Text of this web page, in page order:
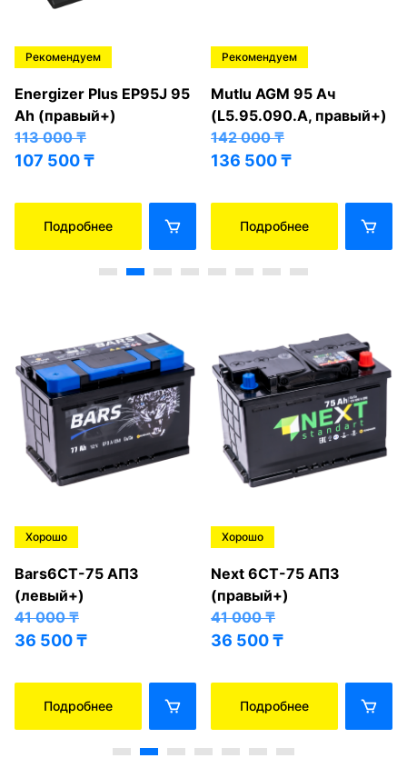
Рекомендуем
Energizer Plus EP95J 95
Ah (правый+)
113 000₸
107 500₸
Подробнее
Рекомендуем
Mutlu AGM 95 Ач
(L5.95.090.A, правый+)
142 000₸
136 500₸
Подробнее
Хорошо
Bars6СТ-75 АПЗ
(левый+)
41 000₸
36 500₸
Подробнее
Хорошо
Next 6СТ-75 АПЗ
(правый+)
41 000₸
36 500₸
Подробнее